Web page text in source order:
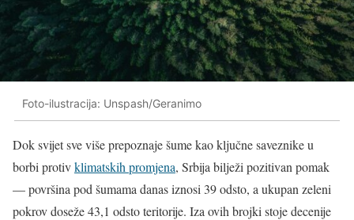
Foto-ilustracija: Unspash/Geranimo
Dok svijet sve više prepoznaje šume kao ključne saveznike u
borbi protivklimatskih promjena, Srbija bilježi pozitivan pomak
— površina pod šumama danas iznosi 39 odsto, a ukupan zeleni
pokrov doseže 43,1 odsto teritorije. Iza ovih brojki stoje decenije